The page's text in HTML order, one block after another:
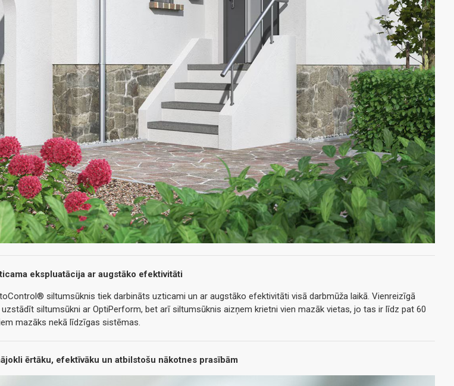
ekspluatācija ar augstāko efektivitāti
siltumsūknis tiek darbināts uzticami un ar augstāko efektivitāti visā darbmūža laikā. Vienreizīgā
siltumsūkni ar OptiPerform, bet arī siltumsūknis aizņem krietni vien mazāk vietas, jo tas ir līdz pat 60
mazāks nekā līdzīgas sistēmas.
ērtāku, efektīvāku un atbilstošu nākotnes prasībām